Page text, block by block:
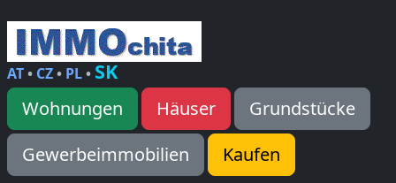
AT• CZ• PL• SK
Wohnungen Häuser
Grundstücke
Gewerbeimmobilien
Kaufen